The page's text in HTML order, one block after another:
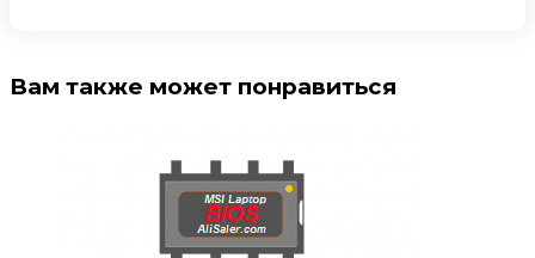
Вам также может понравиться